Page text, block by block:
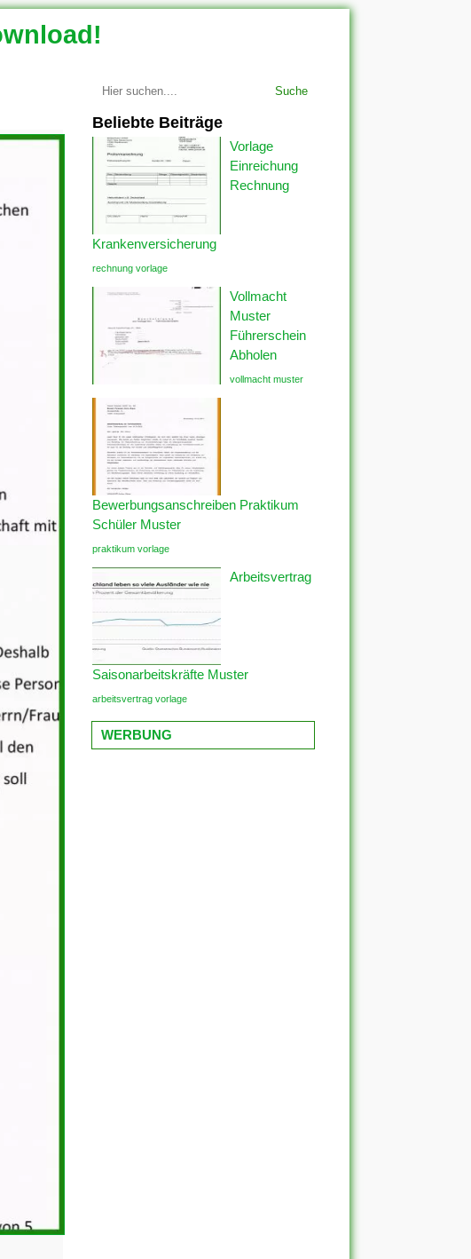
Suche
Beliebte Beiträge
Vorlage
Einreichung
Rechnung
Krankenversicherung
rechnung vorlage
Vollmacht
Muster
Führerschein
Abholen
vollmacht muster
Bewerbungsanschreiben Praktikum
Schüler Muster
praktikum vorlage
Arbeitsvertrag
Saisonarbeitskräfte Muster
arbeitsvertrag vorlage
WERBUNG